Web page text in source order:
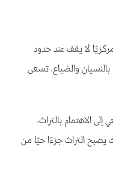
لا يقف عند حدود
بالنسيان والضياع، تسعى
الاهتمام بالتراث،
يصبح التراث جزءًا حيًا من